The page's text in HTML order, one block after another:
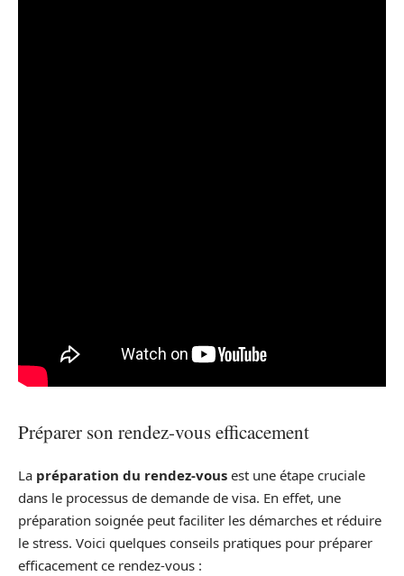
Préparer son rendez-vous efficacement
La préparation du rendez-vous est une étape cruciale
dans le processus de demande de visa. En effet, une
préparation soignée peut faciliter les démarches et réduire
le stress. Voici quelques conseils pratiques pour préparer
efficacement ce rendez-vous :